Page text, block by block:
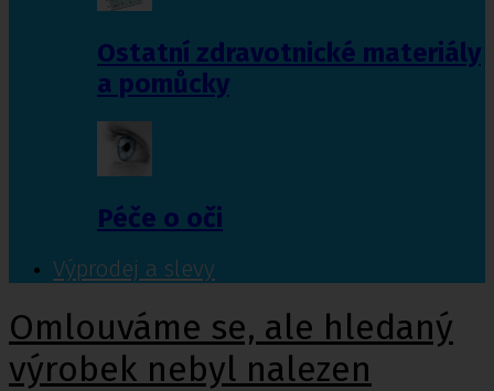
Ostatní zdravotnické materiály
a pomůcky
Péče o oči
Výprodej a slevy
Omlouváme se, ale hledaný
výrobek nebyl nalezen